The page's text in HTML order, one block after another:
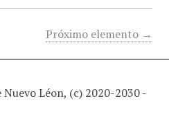
Próximo elemento →
Léon, (c) 2020-2030 -